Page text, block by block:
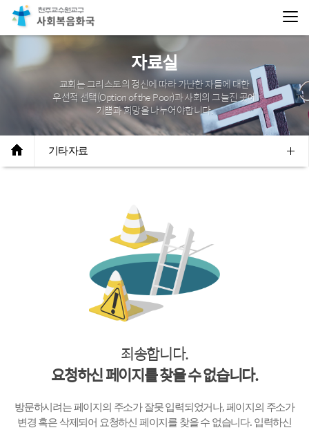
자료실
교회는 그리스도의 정신에 따라 가난한 자들에 대한
우선적 선택(Option of the Poor)과사회의 그늘진 곳에
기쁨과 희망을 나누어야합니다.
기타자료
죄송합니다.
요청하신 페이지를 찾을 수 없습니다.
방문하시려는 페이지의 주소가 잘못 입력되었거나,페이지의 주소가
변경 혹은 삭제되어 요청하신 페이지를 찾을 수 없습니다.입력하신